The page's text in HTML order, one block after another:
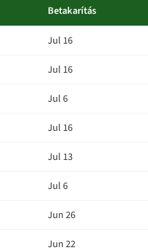
Betakarítás
Jul 16
Jul 16
Jul 6
Jul 16
Jul 13
Jul 6
Jun 26
Jun 22